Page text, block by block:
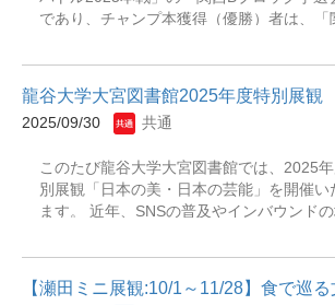
バー旅行記』『奴婢訓 : 他一篇』『ジョナ
ン・スウィフトと重商主義』『踏み絵とガ
ス》』『スウィフト伝 : 「ガリヴァー旅行
の政治学』『ブリティッシュ&amp;アイ...
容：未発表原稿に限る。 ③書 式：「龍谷
のとおり ※この用紙は図書館ホ
ページ上に掲載しています。 ④件 数：2
上の提出も可とする（但し、受賞は一人1篇
る）。 ⑤その他：応募後の作品の使用権は
年11月1日（土）～11月30日（日）
出方法＞ 次の応募用紙をE-mailに添付し、
の宛先に送付する。 &nbsp;＜応募用紙＞
先＞ biblio@ad.ryukoku.ac.jp ※メール
名に...
であり、チャンプ本獲得（優勝）者は、「
することになります。さらに、地区決戦で
勝すれば、「全国大学ビブリオバトル2025
戦」（11月23日開催）に出場することが
す。 現在、出場者（バトラー）を募集
観戦は自由ですので、当日直接会場までお
ください。 １．日時 予選①：10月17
（金）13:00～ ※予選①は、出場者の上限
（10月6日10時30分更新） 予選②：
日（火）13:00～ ２．場所 予選①：深
2025/09/30 共通
このたび龍谷大学大宮図書館では、2025
別展観「日本の美・日本の芸能」を開催い
ます。 近年、SNSの普及やインバウンドの
まっています。 それに呼応するように、
おいても日本文化を見直そうとする気運が
っています。 本展観では、当館が所蔵する
【瀬田ミニ展観:10/1～11/28】食で巡